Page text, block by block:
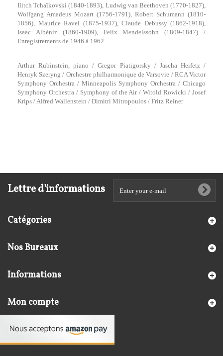
Ilitch Tchaïkovski (1840-1893), Ludwig van Beethoven (1770-1827),
Wolfgang Amadeus Mozart (1756-1791), Robert Schumann (1810-
1856), Maurice Ravel (1875-1937), Claude Debussy (1862-1918),
Isaac Albéniz (1860-1909), Felix Mendelssohn (1809-1847) /
Enregistrements de 1946 à 1962
Arthur Rubinstein, piano / Gregor Piatigorsky / Jascha Heifetz /
Henryk Szeryng / Orchestre philharmonique de Varsovie / RCA Victor
Symphony Orchestra / Minneapolis Symphony Orchestra / Chicago
Symphony Orchestra / Symphony of the Air / Witold Rowicki / Josef
Krips / Alfred Wallenstein / Dimitri Mitropoulos / Fritz Reiner
Lettre d'informations
Catégories
Nos Bureaux
Informations
Mon compte